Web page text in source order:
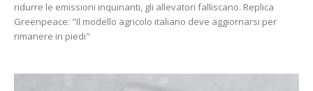
ridurre le emissioni inquinanti, gli allevatori falliscano. Replica
Greenpeace: "Il modello agricolo italiano deve aggiornarsi per
rimanere in piedi"